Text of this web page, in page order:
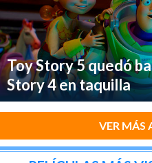
Toy Story 5 quedó
Story 4 en taquilla
VER MÁS